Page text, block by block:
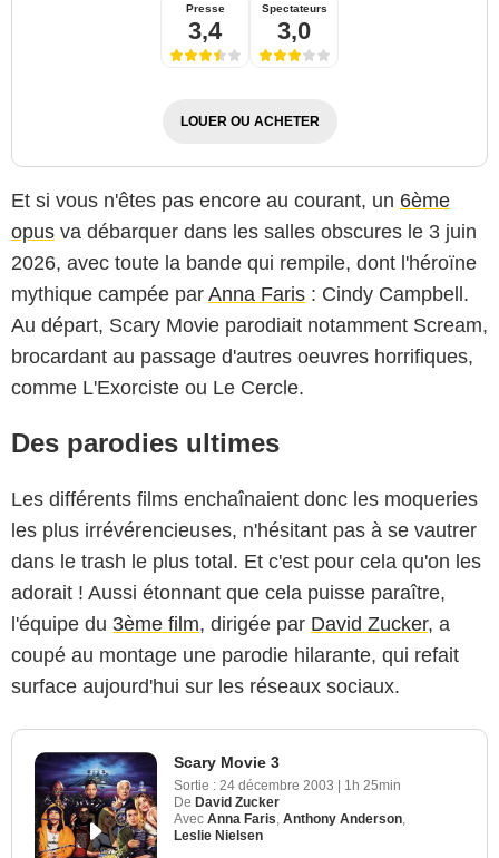
Presse
3,4
Spectateurs
3,0
LOUER OU ACHETER
Et si vous n'êtes pas encore au courant, un 6ème
opus va débarquer dans les salles obscures le 3 juin
2026, avec toute la bande qui rempile, dont l'héroïne
mythique campée par Anna Faris : Cindy Campbell.
Au départ, Scary Movie parodiait notamment Scream,
brocardant au passage d'autres oeuvres horrifiques,
comme L'Exorciste ou Le Cercle.
Des parodies ultimes
Les différents films enchaînaient donc les moqueries
les plus irrévérencieuses, n'hésitant pas à se vautrer
dans le trash le plus total. Et c'est pour cela qu'on les
adorait ! Aussi étonnant que cela puisse paraître,
l'équipe du 3ème film, dirigée par David Zucker, a
coupé au montage une parodie hilarante, qui refait
surface aujourd'hui sur les réseaux sociaux.
Scary Movie 3
Sortie : 24 décembre 2003 | 1h 25min
De David Zucker
Avec Anna Faris Anthony Anderson
Leslie Nielsen